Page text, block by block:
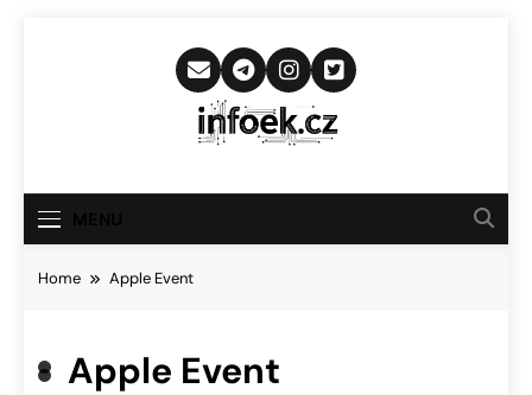
Infoek.cz
Novinkám
Home Apple Event
Apple Event